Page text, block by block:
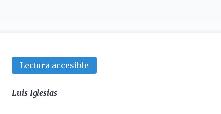
Lectura accesible
Luis Iglesias